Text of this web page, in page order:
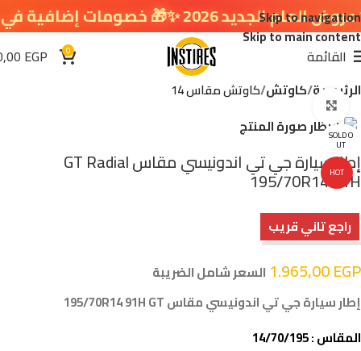
Skip to navigation
Skip to main content
القائمة 0
EGP
الرئيسية كاوتش كاوتش مقاس 14
SOLD O
UT
HOT
إطار سيارة جي تي اندونيسي مقاس GT Radial
195/70R14 91H
راجع تاني قريب
1.965,00EGP
السعر شامل الضريبة
إطار سيارة جي تي اندونيسي مقاس 195/70R14 91H GT
المقاس : 14/70/195
2026 ✨🎁 خصومات إضافية في سلة التسوق 🔥